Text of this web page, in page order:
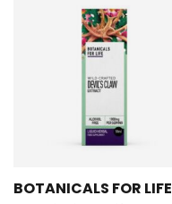
BOTANICALS FOR LIFE